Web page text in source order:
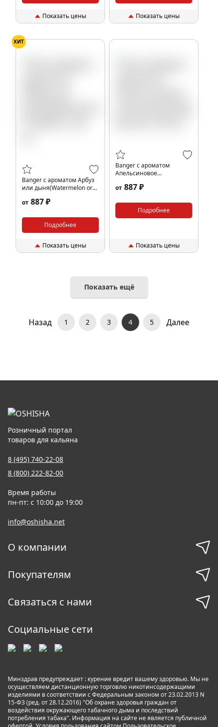
Показать цены Показать цены
ХИТ
Banger с ароматом Арбуз
или дыня(Watermelon or
от 887 ₽
Подробнее
Показать цены
Banger с ароматом
Апельсиновое
100 гр.
от 887 ₽
Подробнее
Показать цены
Показать ещё
Назад 1 2 3 4 5 Далее
Розничный портал
товаров для кальяна
8 (495) 740-22-08
8 (800) 222-82-00
Время работы
пн-пт: с 10:00 до 19:00
info@oshisha.net
О компании
Покупателям
Связаться с нами
Социальные сети
Минздрав предупреждает : курение вредит вашему здоровью. Мы не
осуществляем дистанционную торговлю никотинсодержащими
изделиями в соответствии с Федеральным законом от 23.02.2013 N
15-ФЗ (ред. от 28.12.2016) "Об охране здоровья граждан от
воздействия окружающего табачного дыма и последствий
потребления табака". Информация на сайте не является публичной